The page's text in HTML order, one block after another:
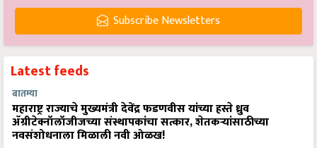
Subscribe Newsletters
Latest feeds
बातम्या
महाराष्ट्र राज्याचे मुख्यमंत्री देवेंद्र फडणवीस यांच्या हस्ते ध्रुव
ॲग्रीटेक्नॉलॉजीजच्या संस्थापकांचा सत्कार, शेतकऱ्यांसाठीच्या
नवसंशोधनाला मिळाली नवी ओळख!